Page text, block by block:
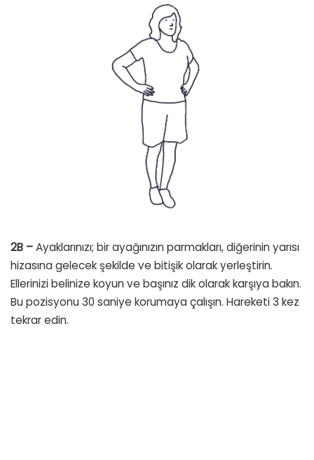
2B –Ayaklarınızı; bir ayağınızın parmakları, diğerinin yarısı
hizasına gelecek şekilde ve bitişik olarak yerleştirin.
Ellerinizi belinize koyun ve başınız dik olarak karşıya bakın.
Bu pozisyonu 30 saniye korumaya çalışın. Hareketi 3 kez
tekrar edin.